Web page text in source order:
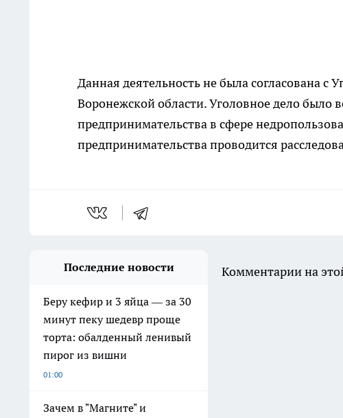
Данная деятельность не была согласована
Воронежской области. Уголовное дело было
предпринимательства в сфере
предпринимательства проводится
Последние новости
Беру кефир и 3 яйца — за 30
минут пеку шедевр проще
торта: обалденный ленивый
пирог из вишни
01:00
Зачем в "Магните" и
Комментарии на